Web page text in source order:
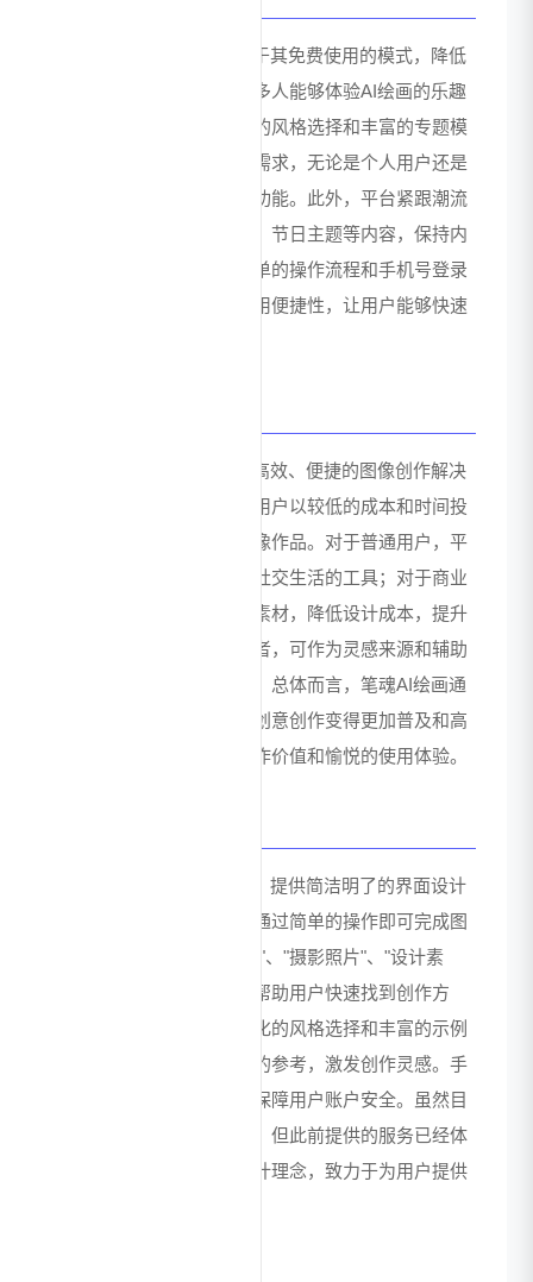
笔魂AI绘画的主要优势在于其免费使用的模式，降低
了用户的使用门槛，使更多人能够体验AI绘画的乐趣
和便利。平台提供多样化的风格选择和丰富的专题模
板，满足不同用户的创作需求，无论是个人用户还是
商业用户都能找到适合的功能。此外，平台紧跟潮流
趋势，及时推出热门梗图、节日主题等内容，保持内
容的新鲜度和吸引力。简单的操作流程和手机号登录
方式，也提升了用户的使用便捷性，让用户能够快速
笔魂AI绘画为用户提供了高效、便捷的图像创作解决
方案，核心价值在于帮助用户以较低的成本和时间投
入，获得高质量的创意图像作品。对于普通用户，平
台提供了表达创意、丰富社交生活的工具；对于商业
用户，能够快速生成营销素材，降低设计成本，提升
工作效率；对于创意工作者，可作为灵感来源和辅助
创作工具，拓展创作思路。总体而言，笔魂AI绘画通
过人工智能技术赋能，让创意创作变得更加普及和高
效，为用户带来实用的创作价值和愉悦的使用体验。
笔魂AI绘画注重用户体验，提供简洁明了的界面设计
和直观的操作流程，用户通过简单的操作即可完成图
像生成。平台提供的"灵感"、"摄影照片"、"设计素
材"、"精选专题"等板块，帮助用户快速找到创作方
向，减少创作迷茫。多样化的风格选择和丰富的示例
作品，为用户提供了充足的参考，激发创作灵感。手
机号登录方式便捷安全，保障用户账户安全。虽然目
前平台处于升级维护阶段，但此前提供的服务已经体
现出其以用户为中心的设计理念，致力于为用户提供